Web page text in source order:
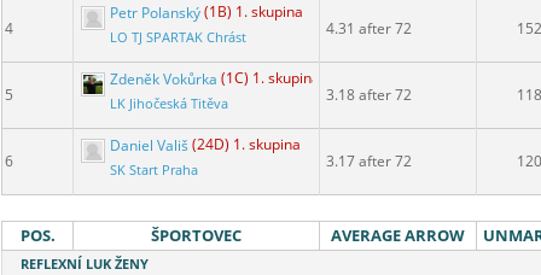
4
Petr Polanský(1B) 1. skupina
LO TJ SPARTAK Chrást 4.31 after 72 152
5
Zdeněk Vokůrka (1C) 1. skupina
LK Jihočeská Titěva 3.18 after 72 118
6
Daniel Vališ (24D) 1. skupina
SK Start Praha 3.17 after 72 120
POS. ŠPORTOVEC AVERAGE ARROW
REFLEXNÍ LUK ŽENY